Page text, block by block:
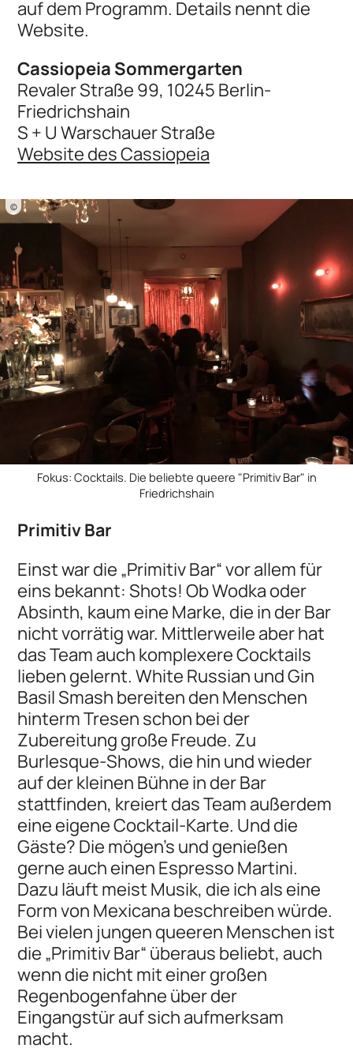
auf dem Programm. Details nennt die
Website.
Cassiopeia Sommergarten
Revaler Straße 99, 10245 Berlin-
Friedrichshain
S + U Warschauer Straße
Website des Cassiopeia
©
Fokus: Cocktails. Die beliebte queere "Primitiv Bar" in
Friedrichshain
Primitiv Bar
Einst war die „Primitiv Bar“ vor allem für
eins bekannt: Shots! Ob Wodka oder
Absinth, kaum eine Marke, die in der Bar
nicht vorrätig war. Mittlerweile aber hat
das Team auch komplexere Cocktails
lieben gelernt. White Russian und Gin
Basil Smash bereiten den Menschen
hinterm Tresen schon bei der
Zubereitung große Freude. Zu
Burlesque-Shows, die hin und wieder
auf der kleinen Bühne in der Bar
stattfinden, kreiert das Team außerdem
eine eigene Cocktail-Karte. Und die
Gäste? Die mögen's und genießen
gerne auch einen Espresso Martini.
Dazu läuft meist Musik, die ich als eine
Form von Mexicana beschreiben würde.
Bei vielen jungen queeren Menschen ist
die „Primitiv Bar“ überaus beliebt, auch
wenn die nicht mit einer großen
Regenbogenfahne über der
Eingangstür auf sich aufmerksam
macht.